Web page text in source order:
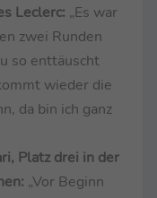
Leclerc: „Es war
zwei Runden
so enttäuscht
wieder die
da bin ich ganz
Platz drei in der
„Vor Beginn